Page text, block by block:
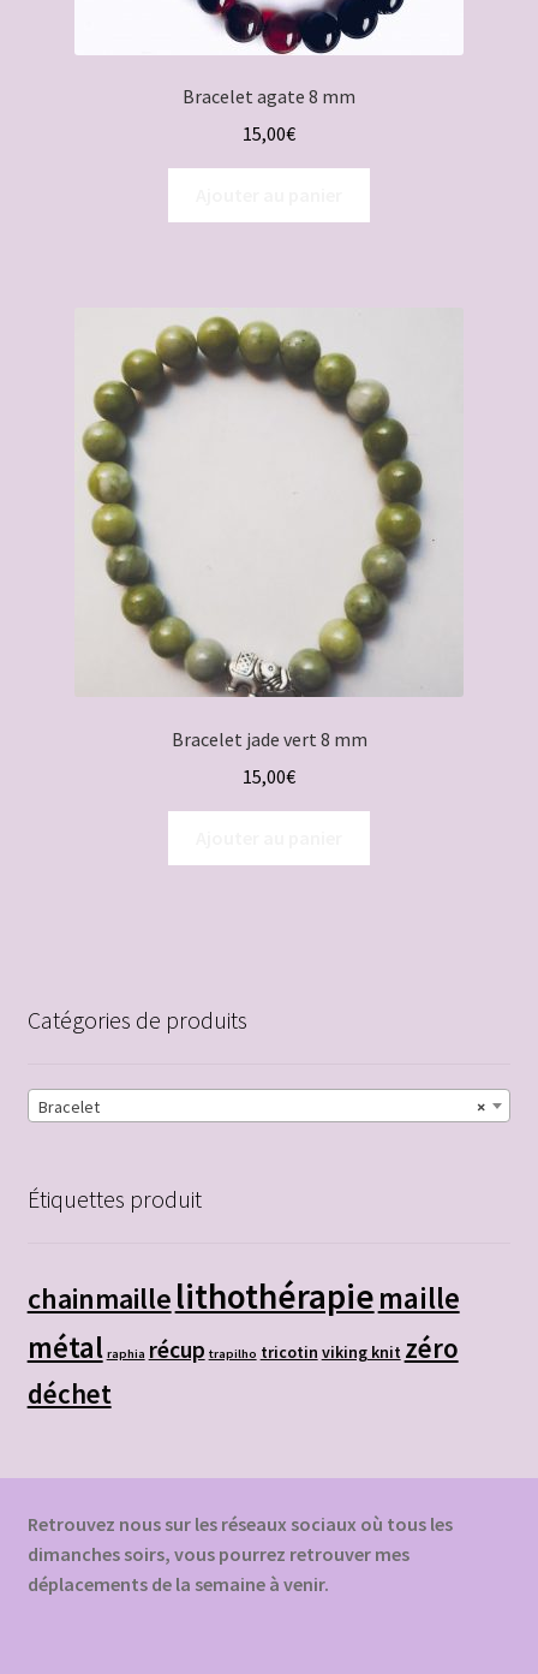
Bracelet agate 8 mm
15,00€
Bracelet jade vert 8 mm
15,00€
Catégories de produits
×
Bracelet
Étiquettes produit
chainmaillelithothérapiemaille
métal raphia récup trapilho tricotin viking knit zéro
déchet
Retrouvez nous sur les réseaux sociaux où tous les
dimanches soirs, vous pourrez retrouver mes
déplacements de la semaine à venir.